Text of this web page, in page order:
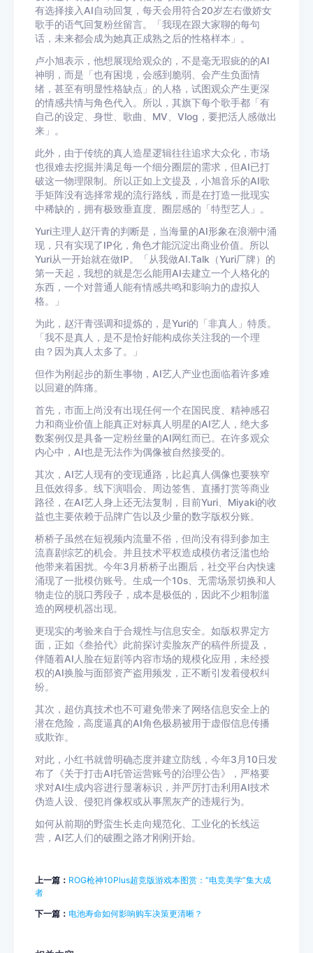
有选择接入AI自动回复，每天会用符合20岁左右傲娇女
歌手的语气回复粉丝留言。「我现在跟大家聊的每句
话，未来都会成为她真正成熟之后的性格样本」。
卢小旭表示，他想展现给观众的，不是毫无瑕疵的的AI
神明，而是「也有困境，会感到脆弱、会产生负面情
绪，甚至有明显性格缺点」的人格，试图观众产生更深
的情感共情与角色代入。所以，其旗下每个歌手都「有
自己的设定、身世、歌曲、MV、Vlog，要把活人感做出
来」。
此外，由于传统的真人造星逻辑往往追求大众化，市场
也很难去挖掘并满足每一个细分圈层的需求，但AI已打
破这一物理限制。所以正如上文提及，小旭音乐的AI歌
手矩阵没有选择常规的流行路线，而是在打造一批现实
中稀缺的，拥有极致垂直度、圈层感的「特型艺人」。
Yuri主理人赵汗青的判断是，当海量的AI形象在浪潮中涌
现，只有实现了IP化，角色才能沉淀出商业价值。所以
Yuri从一开始就在做IP。「从我做AI.Talk（Yuri厂牌）的
第一天起，我想的就是怎么能用AI去建立一个人格化的
东西，一个对普通人能有情感共鸣和影响力的虚拟人
格。」
为此，赵汗青强调和提炼的，是Yuri的「非真人」特质。
「我不是真人，是不是恰好能构成你关注我的一个理
由？因为真人太多了。」
但作为刚起步的新生事物，AI艺人产业也面临着许多难
以回避的阵痛。
首先，市面上尚没有出现任何一个在国民度、精神感召
力和商业价值上能真正对标真人明星的AI艺人，绝大多
数案例仅是具备一定粉丝量的AI网红而已。在许多观众
内心中，AI也是无法作为偶像被自然接受的。
其次，AI艺人现有的变现通路，比起真人偶像也要狭窄
且低效得多。线下演唱会、周边签售、直播打赏等商业
路径，在AI艺人身上还无法复制，目前Yuri、Miyaki的收
益也主要依赖于品牌广告以及少量的数字版权分账。
桥桥子虽然在短视频内流量不俗，但尚没有得到参加主
流喜剧综艺的机会。并且技术平权造成模仿者泛滥也给
他带来着困扰。今年3月桥桥子出圈后，社交平台內快速
涌现了一批模仿账号。生成一个10s、无需场景切换和人
物走位的脱口秀段子，成本是极低的，因此不少粗制滥
造的网梗机器出现。
更现实的考验来自于合规性与信息安全。如版权界定方
面，正如《叁拾代》此前探讨卖脸灰产的稿件所提及，
伴随着AI人脸在短剧等内容市场的规模化应用，未经授
权的AI换脸与面部资产盗用频发，正不断引发着侵权纠
纷。
其次，超仿真技术也不可避免带来了网络信息安全上的
潜在危险，高度逼真的AI角色极易被用于虚假信息传播
或欺诈。
对此，小红书就曾明确态度并建立防线，今年3月10日发
布了《关于打击AI托管运营账号的治理公告》，严格要
求对AI生成内容进行显著标识，并严厉打击利用AI技术
伪造人设、侵犯肖像权或从事黑灰产的违规行为。
如何从前期的野蛮生长走向规范化、工业化的长线运
营，AI艺人们的破圈之路才刚刚开始。
上一篇： ROG枪神10Plus超竞版游戏本图赏：“电竞美学”集大成
者
下一篇： 电池寿命如何影响购车决策更清晰？